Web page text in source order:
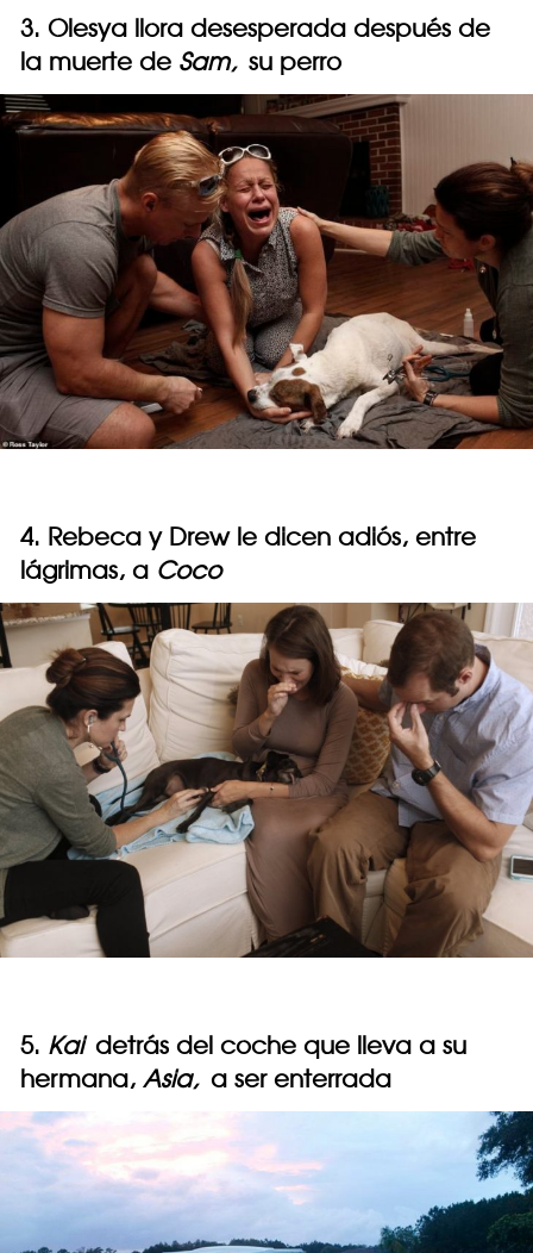
3. Olesya llora desesperada después de
la muerte de Sam, su perro
4. Rebeca y Drew le dicen adiós, entre
lágrimas, a Coco
5. Kaidetrás del coche que lleva a su
hermana, Asia, a ser enterrada